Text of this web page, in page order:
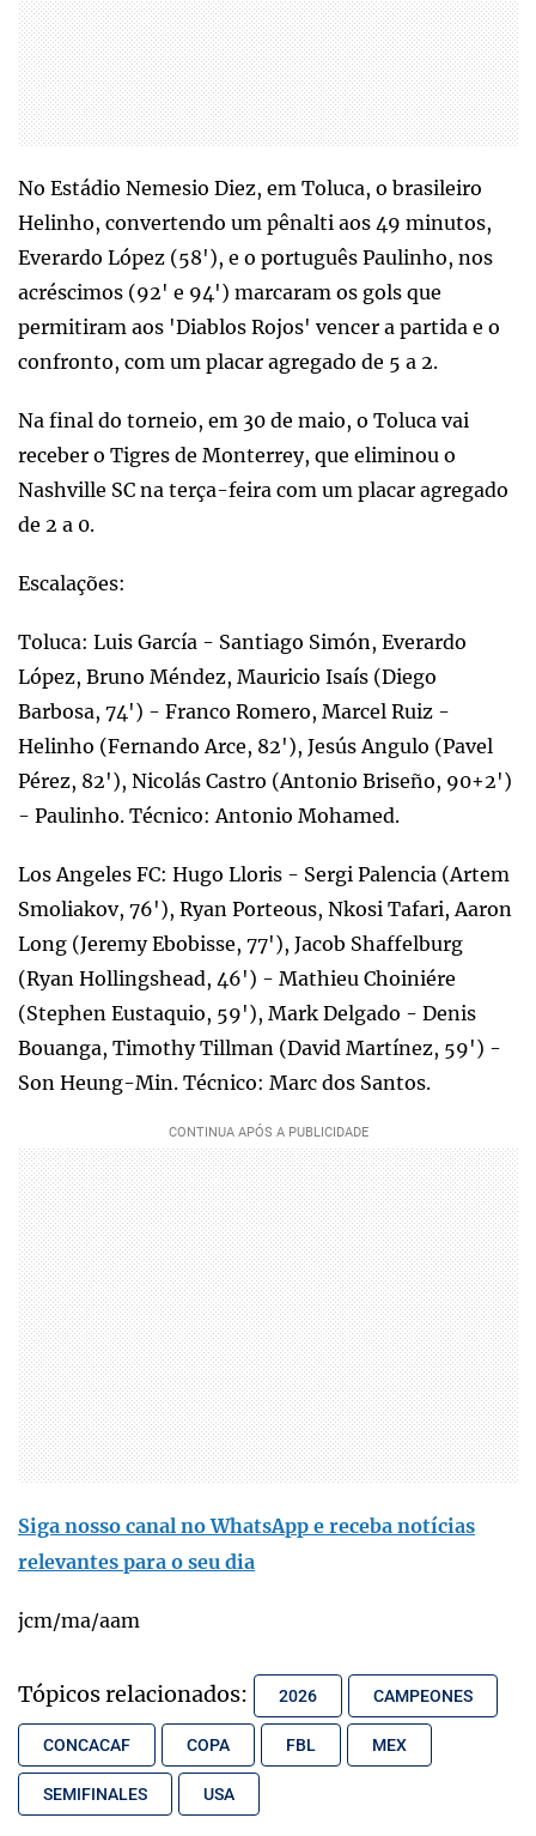
No Estádio Nemesio Diez, em Toluca, o brasileiro
Helinho, convertendo um pênalti aos 49 minutos,
Everardo López (58'), e o português Paulinho, nos
acréscimos (92' e 94') marcaram os gols que
permitiram aos 'Diablos Rojos' vencer a partida e o
confronto, com um placar agregado de 5 a 2.
Na final do torneio, em 30 de maio, o Toluca vai
receber o Tigres de Monterrey, que eliminou o
Nashville SC na terça-feira com um placar agregado
de 2 a 0.
Escalações:
Toluca: Luis García - Santiago Simón, Everardo
López, Bruno Méndez, Mauricio Isaís (Diego
Barbosa, 74') - Franco Romero, Marcel Ruiz -
Helinho (Fernando Arce, 82'), Jesús Angulo (Pavel
Pérez, 82'), Nicolás Castro (Antonio Briseño, 90+2')
- Paulinho. Técnico: Antonio Mohamed.
Los Angeles FC: Hugo Lloris - Sergi Palencia (Artem
Smoliakov, 76'), Ryan Porteous, Nkosi Tafari, Aaron
Long (Jeremy Ebobisse, 77'), Jacob Shaffelburg
(Ryan Hollingshead, 46') - Mathieu Choiniére
(Stephen Eustaquio, 59'), Mark Delgado - Denis
Bouanga, Timothy Tillman (David Martínez, 59') -
Son Heung-Min. Técnico: Marc dos Santos.
Siga nosso canal no WhatsApp e receba notícias
relevantes para o seu dia
jcm/ma/aam
Tópicos relacionados: 2026 CAMPEONES
CONCACAF COPA FBL MEX
SEMIFINALES USA